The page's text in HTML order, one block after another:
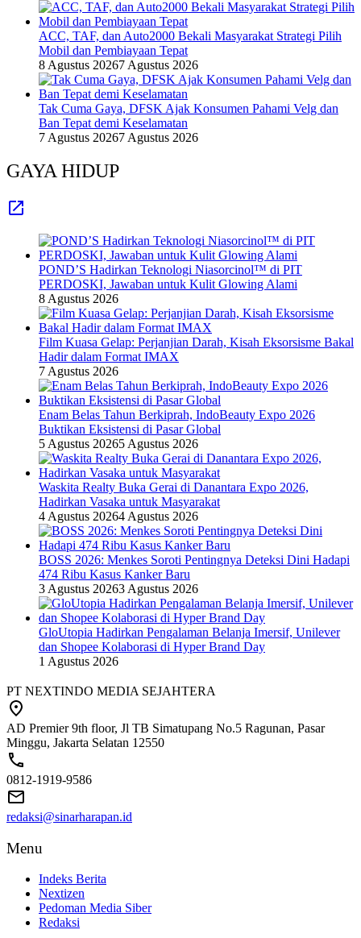
ACC, TAF, dan Auto2000 Bekali Masyarakat Strategi Pilih
Mobil dan Pembiayaan Tepat
8 Agustus 20267 Agustus 2026
Tak Cuma Gaya, DFSK Ajak Konsumen Pahami Velg dan
Ban Tepat demi Keselamatan
7 Agustus 20267 Agustus 2026
GAYA HIDUP
POND’S Hadirkan Teknologi Niasorcinol™ di PIT
PERDOSKI, Jawaban untuk Kulit Glowing Alami
8 Agustus 2026
Film Kuasa Gelap: Perjanjian Darah, Kisah Eksorsisme Bakal
Hadir dalam Format IMAX
7 Agustus 2026
Enam Belas Tahun Berkiprah, IndoBeauty Expo 2026
Buktikan Eksistensi di Pasar Global
5 Agustus 20265 Agustus 2026
Waskita Realty Buka Gerai di Danantara Expo 2026,
Hadirkan Vasaka untuk Masyarakat
4 Agustus 20264 Agustus 2026
BOSS 2026: Menkes Soroti Pentingnya Deteksi Dini Hadapi
474 Ribu Kasus Kanker Baru
3 Agustus 20263 Agustus 2026
GloUtopia Hadirkan Pengalaman Belanja Imersif, Unilever
dan Shopee Kolaborasi di Hyper Brand Day
1 Agustus 2026
PT NEXTINDO MEDIA SEJAHTERA
AD Premier 9th floor, Jl TB Simatupang No.5 Ragunan, Pasar
Minggu, Jakarta Selatan 12550
0812-1919-9586
redaksi@sinarharapan.id
Menu
Indeks Berita
Nextizen
Pedoman Media Siber
Redaksi